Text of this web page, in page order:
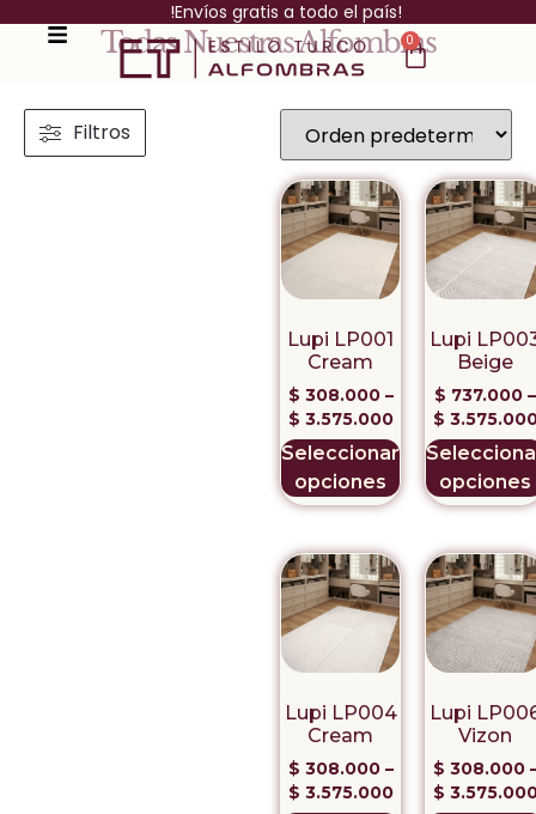
!Envíos gratis a todo el país!
0
Todas Nuestras Alfombras
Filtros
Lupi LP001
Cream
$ 308.000–
$ 3.575.000
Seleccionar
opciones
Lupi
Beige
$ 737.000 –
$
opciones
Lupi LP004
Cream
$ 308.000–
$ 3.575.000
Lupi
Vizon
$ 308.000
$